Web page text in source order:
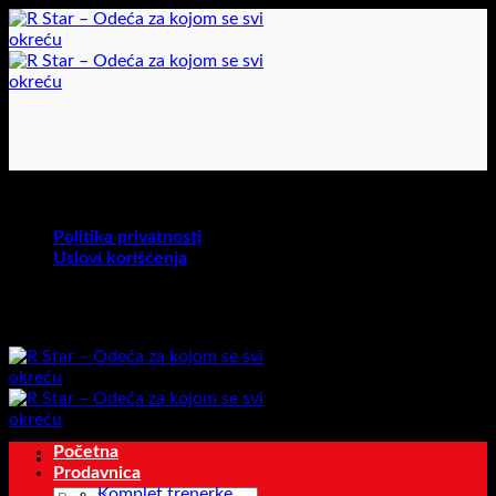
Preskoči
na
sadržaj
Politika privatnosti
Uslovi korišćenja
Početna
Prodavnica